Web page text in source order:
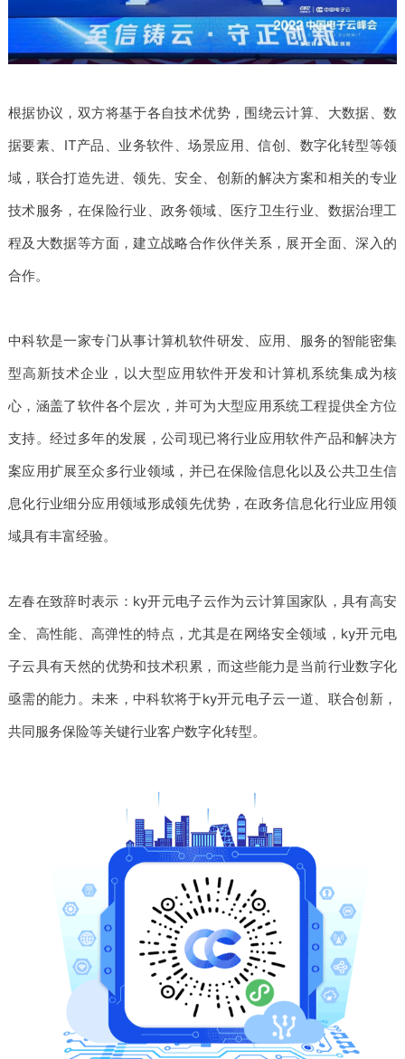
根据协议，双方将基于各自技术优势，围绕云计算、大数据、数
据要素、IT产品、业务软件、场景应用、信创、数字化转型等领
域，联合打造先进、领先、安全、创新的解决方案和相关的专业
技术服务，在保险行业、政务领域、医疗卫生行业、数据治理工
程及大数据等方面，建立战略合作伙伴关系，展开全面、深入的
合作。
中科软是一家专门从事计算机软件研发、应用、服务的智能密集
型高新技术企业，以大型应用软件开发和计算机系统集成为核
心，涵盖了软件各个层次，并可为大型应用系统工程提供全方位
支持。经过多年的发展，公司现已将行业应用软件产品和解决方
案应用扩展至众多行业领域，并已在保险信息化以及公共卫生信
息化行业细分应用领域形成领先优势，在政务信息化行业应用领
域具有丰富经验。
左春在致辞时表示：ky开元电子云作为云计算国家队，具有高安
全、高性能、高弹性的特点，尤其是在网络安全领域，ky开元电
子云具有天然的优势和技术积累，而这些能力是当前行业数字化
亟需的能力。未来，中科软将于ky开元电子云一道、联合创新，
共同服务保险等关键行业客户数字化转型。